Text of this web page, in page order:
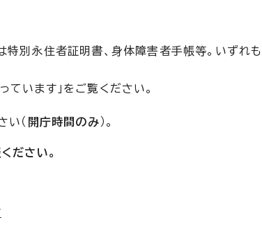
特別永住者証明書、身体障害者手帳等。いずれ
ています」をご覧ください。
（ 開庁時間のみ ）。
ださい。